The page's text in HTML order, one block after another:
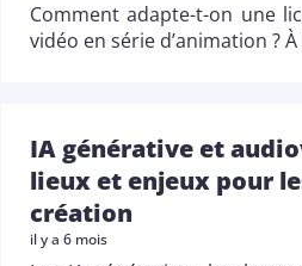
Comment adapte-t-on une
vidéo en série d’animation ?
IA générative et
lieux et enjeux pour
création
il y a 6 mois